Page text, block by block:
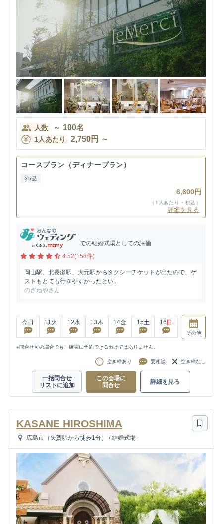
人数 ～ 100名
1人あたり 2,750円 ～
コースプラン（ディナープラン）
25品
6,600円
（1人あたり・税込）
詳細を見る
での結婚式場としての評価
4.52(158件)
岡山駅、北長瀬駅、大元駅からタクシーチケットが出たので、ゲ
ストもとても行きやすかったとい...
のざねやさん
今日 11火 12水 13木 14金 15土 16 日
その他
※問合せ可の場合でも、確実に予約できるわけではありません。
空き枠あり 要相談 空き枠なし
一括問合せ
リストに追加
この会場に
問合せ
詳細を見る
KASANE HIROSHIMA
広島市（矢賀駅から徒歩1分） / 結婚式場